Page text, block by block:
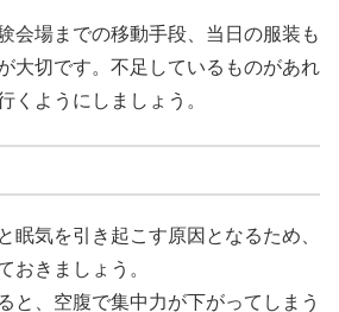
会場までの移動手段、当日の服装も
大切です。不足しているものがあれ
くようにしましょう。
眠気を引き起こす原因となるため、
おきましょう。
と、空腹で集中力が下がってしまう